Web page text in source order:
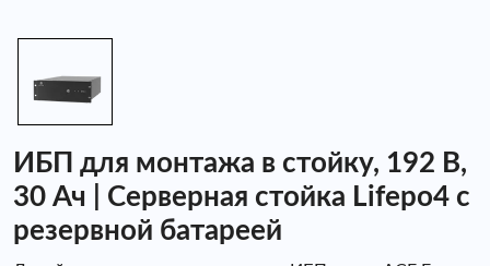
ИБП для монтажа в стойку, 192 В,
30 Ач | Серверная стойка Lifepo4 с
резервной батареей